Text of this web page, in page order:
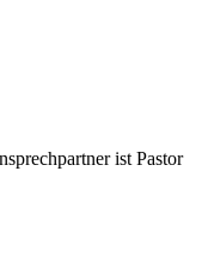
ist Pastor